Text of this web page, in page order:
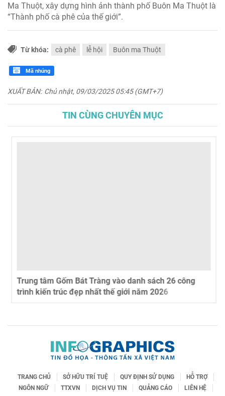
Ma Thuột, xây dựng hình ảnh thành phố Buôn Ma Thuột là
“Thành phố cà phê của thế giới”.
Từ khóa: cà phê lễ hội Buôn ma Thuột
Mã nhúng
XUẤT BẢN: Chủ nhật, 09/03/2025 05:45 (GMT+7)
TIN CÙNG CHUYÊN MỤC
Trung tâm Gốm Bát Tràng vào danh sách 26 công
trình kiến trúc đẹp nhất thế giới năm 2026
TRANG CHỦ SỞ HỮU TRÍ TUỆ QUY ĐỊNH SỬ DỤNG
HỖ TRỢ
NGÔN NGỮ
TTXVN DỊCH VỤ TIN QUẢNG CÁO
LIÊN HỆ